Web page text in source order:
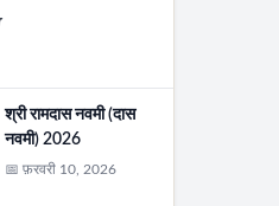
श्री रामदास नवमी (दास
नवमी) 2026
📅 फ़रवरी 10, 2026